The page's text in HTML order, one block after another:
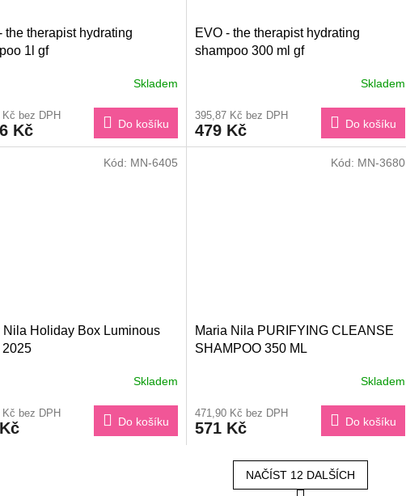
the therapist hydrating
1l gf
Skladem
Kč bez DPH
Kč Do košíku
EVO - the therapist hydrating
shampoo 300 ml gf
Skladem
395,87 Kč bez DPH
479 Kč Do košíku
Nila Holiday Box Luminous
Skladem
bez DPH
Do košíku
Kód: MN-6405
Maria Nila PURIFYING CLEANSE
SHAMPOO 350 ML
Skladem
471,90 Kč bez DPH
571 Kč Do košíku
Kód: MN-3680
NAČÍST 12 DALŠÍCH